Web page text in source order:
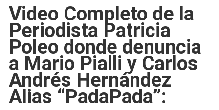
Video Completo de la
Periodista Patricia
Poleo donde denuncia
a Mario Pialli y Carlos
Andrés Hernández
Alias “PadaPada”: